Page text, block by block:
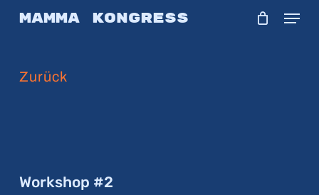
Skip
content
Mamma Kongress Menu
Zurück
Workshop #2